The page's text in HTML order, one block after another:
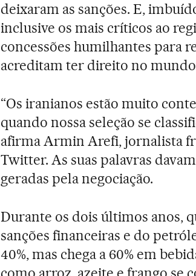
deixaram as sanções. E,
inclusive os mais críticos ao
concessões humilhantes para
acreditam ter direito no
“Os iranianos estão muito
quando nossa seleção se
afirma Armin Arefi, jornalista
Twitter. As suas palavras
geradas pela negociação.
Durante os dois últimos anos,
sanções financeiras e do
40%, mas chega a 60% em